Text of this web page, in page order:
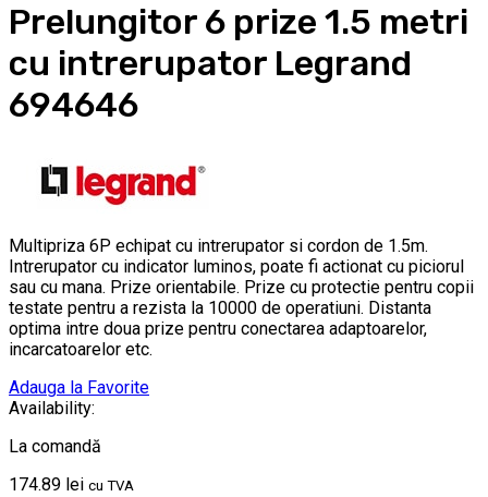
Prelungitor 6 prize 1.5 metri
cu intrerupator Legrand
694646
Multipriza 6P echipat cu intrerupator si cordon de 1.5m.
Intrerupator cu indicator luminos, poate fi actionat cu piciorul
sau cu mana. Prize orientabile. Prize cu protectie pentru copii
testate pentru a rezista la 10000 de operatiuni. Distanta
optima intre doua prize pentru conectarea adaptoarelor,
incarcatoarelor etc.
Adauga la Favorite
Availability:
La comandă
174.89 lei cu TVA